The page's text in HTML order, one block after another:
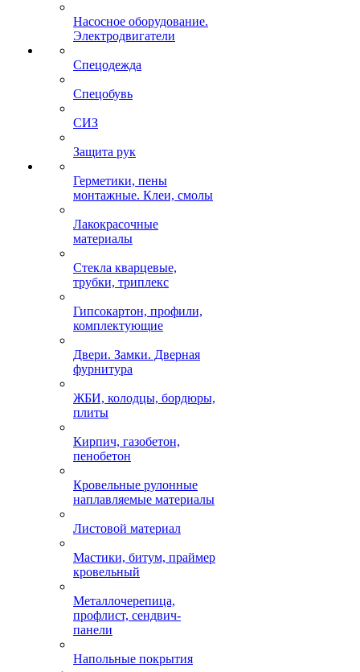
Насосное оборудование.
Электродвигатели
Спецодежда
Спецобувь
СИЗ
Защита рук
Герметики, пены
монтажные. Клеи, смолы
Лакокрасочные
материалы
Стекла кварцевые,
трубки, триплекс
Гипсокартон, профили,
комплектующие
Двери. Замки. Дверная
фурнитура
ЖБИ, колодцы, бордюры,
плиты
Кирпич, газобетон,
пенобетон
Кровельные рулонные
наплавляемые материалы
Листовой материал
Мастики, битум, праймер
кровельный
Металлочерепица,
профлист, сендвич-
панели
Напольные покрытия